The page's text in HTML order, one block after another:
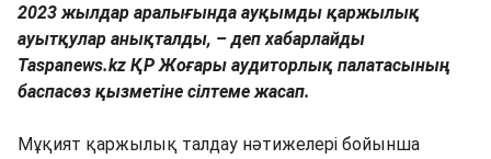
2023 жылдар аралығында ауқымды қаржылық
ауытқулар анықталды, – деп хабарлайды
Taspanews.kz ҚР Жоғары аудиторлық палатасының
баспасөз қызметіне сілтеме жасап.
Мұқият қаржылық талдау нәтижелері бойынша